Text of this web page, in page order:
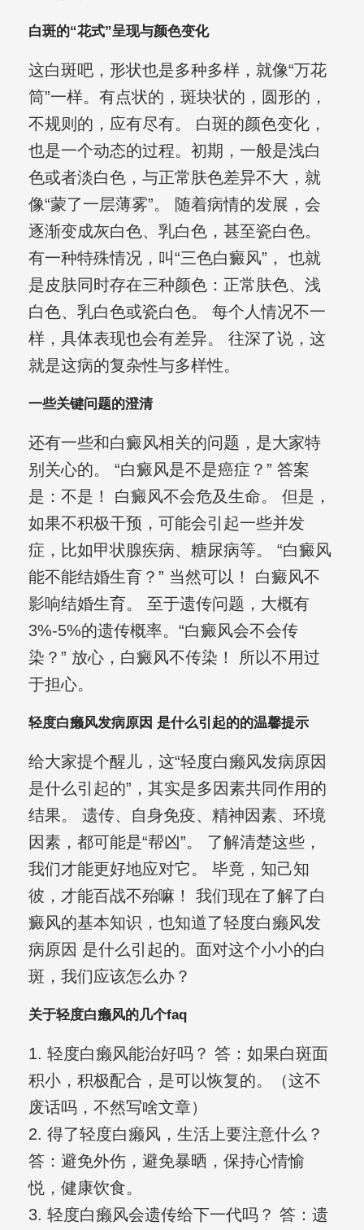
白斑的“花式”呈现与颜色变化
这白斑吧，形状也是多种多样，就像“万花
筒”一样。有点状的，斑块状的，圆形的，
不规则的，应有尽有。 白斑的颜色变化，
也是一个动态的过程。初期，一般是浅白
色或者淡白色，与正常肤色差异不大，就
像“蒙了一层薄雾”。 随着病情的发展，会
逐渐变成灰白色、乳白色，甚至瓷白色。
有一种特殊情况，叫“三色白癜风”， 也就
是皮肤同时存在三种颜色：正常肤色、浅
白色、乳白色或瓷白色。 每个人情况不一
样，具体表现也会有差异。 往深了说，这
就是这病的复杂性与多样性。
一些关键问题的澄清
还有一些和白癜风相关的问题，是大家特
别关心的。 “白癜风是不是癌症？” 答案
是：不是！ 白癜风不会危及生命。 但是，
如果不积极干预，可能会引起一些并发
症，比如甲状腺疾病、糖尿病等。 “白癜风
能不能结婚生育？” 当然可以！ 白癜风不
影响结婚生育。 至于遗传问题，大概有
3%-5%的遗传概率。“白癜风会不会传
染？” 放心，白癜风不传染！ 所以不用过
于担心。
轻度白癞风发病原因 是什么引起的的温馨提示
给大家提个醒儿，这“轻度白癞风发病原因
是什么引起的”，其实是多因素共同作用的
结果。 遗传、自身免疫、精神因素、环境
因素，都可能是“帮凶”。 了解清楚这些，
我们才能更好地应对它。 毕竟，知己知
彼，才能百战不殆嘛！ 我们现在了解了白
癜风的基本知识，也知道了轻度白癞风发
病原因 是什么引起的。面对这个小小的白
斑，我们应该怎么办？
关于轻度白癞风的几个faq
1. 轻度白癞风能治好吗？ 答：如果白斑面
积小，积极配合，是可以恢复的。（这不
废话吗，不然写啥文章）
2. 得了轻度白癞风，生活上要注意什么？
答：避免外伤，避免暴晒，保持心情愉
悦，健康饮食。
3. 轻度白癞风会遗传给下一代吗？ 答：遗